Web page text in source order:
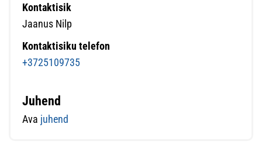
Kontaktisik
Jaanus Nilp
Kontaktisiku telefon
+3725109735
Juhend
Ava juhend